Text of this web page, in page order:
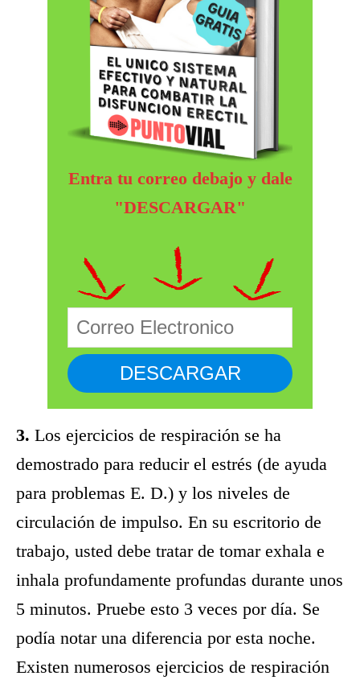
Entra tu correo debajo y dale
"DESCARGAR"
3. Los ejercicios de respiración se ha
demostrado para reducir el estrés (de ayuda
para problemas E. D.) y los niveles de
circulación de impulso. En su escritorio de
trabajo, usted debe tratar de tomar exhala e
inhala profundamente profundas durante unos
5 minutos. Pruebe esto 3 veces por día. Se
podía notar una diferencia por esta noche.
Existen numerosos ejercicios de respiración